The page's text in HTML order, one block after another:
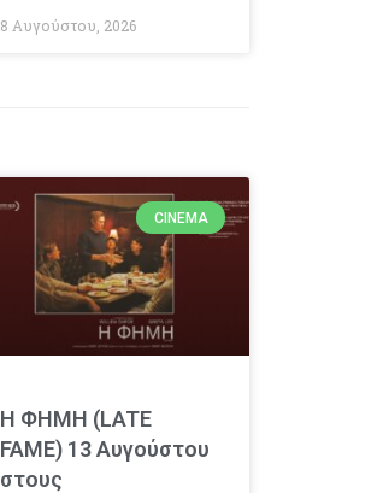
8 Αυγούστου, 2026
CINEMA
Η ΦΗΜΗ (LATE
FAME) 13 Αυγούστου
στους